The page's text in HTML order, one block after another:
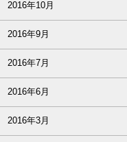
2016年10月
2016年9月
2016年7月
2016年6月
2016年3月